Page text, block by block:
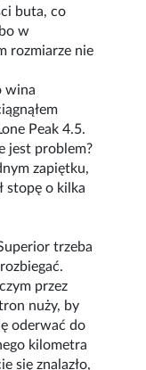
buta, co
w
rozmiarze nie
wina
Peak 4.5.
jest problem?
zapiętku,
stopę o kilka
trzeba
rozbiegać.
przez
nuży, by
oderwać do
kilometra
się znalazło,